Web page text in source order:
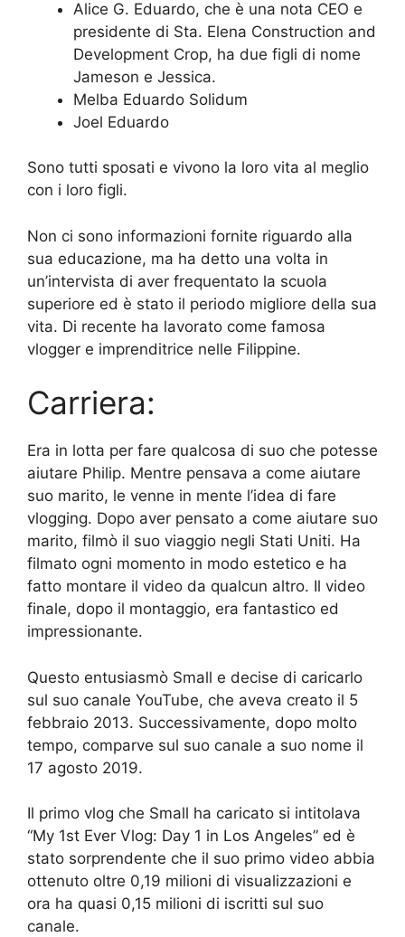
Alice G. Eduardo, che è una nota CEO e
presidente di Sta. Elena Construction and
Development Crop, ha due figli di nome
Jameson e Jessica.
Melba Eduardo Solidum
Joel Eduardo
Sono tutti sposati e vivono la loro vita al meglio
con i loro figli.
Non ci sono informazioni fornite riguardo alla
sua educazione, ma ha detto una volta in
un’intervista di aver frequentato la scuola
superiore ed è stato il periodo migliore della sua
vita. Di recente ha lavorato come famosa
vlogger e imprenditrice nelle Filippine.
Carriera:
Era in lotta per fare qualcosa di suo che potesse
aiutare Philip. Mentre pensava a come aiutare
suo marito, le venne in mente l’idea di fare
vlogging. Dopo aver pensato a come aiutare suo
marito, filmò il suo viaggio negli Stati Uniti. Ha
filmato ogni momento in modo estetico e ha
fatto montare il video da qualcun altro. Il video
finale, dopo il montaggio, era fantastico ed
impressionante.
Questo entusiasmò Small e decise di caricarlo
sul suo canale YouTube, che aveva creato il 5
febbraio 2013. Successivamente, dopo molto
tempo, comparve sul suo canale a suo nome il
17 agosto 2019.
Il primo vlog che Small ha caricato si intitolava
“My 1st Ever Vlog: Day 1 in Los Angeles” ed è
stato sorprendente che il suo primo video abbia
ottenuto oltre 0,19 milioni di visualizzazioni e
ora ha quasi 0,15 milioni di iscritti sul suo
canale.